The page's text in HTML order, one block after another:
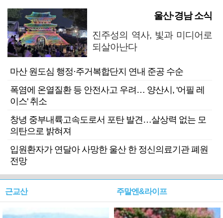
울산·경남 소식
진주성의 역사, 빛과 미디어로
되살아난다
마산 원도심 행정·주거복합단지 연내 준공 수순
폭염에 온열질환 등 안전사고 우려… 양산시, '어필 레
이스' 취소
창녕 중부내륙고속도로서 포탄 발견…살상력 없는 모
의탄으로 밝혀져
입원환자가 연달아 사망한 울산 한 정신의료기관 폐원
전망
근교산 주말엔&라이프